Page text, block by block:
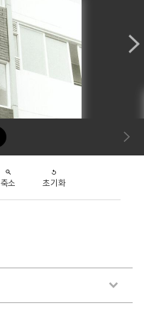
축소 초기화